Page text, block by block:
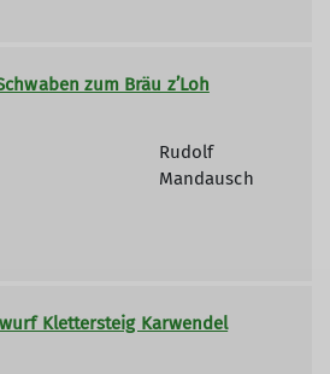
zum Bräu z’Loh
Rudolf
Mandausch
Klettersteig Karwendel